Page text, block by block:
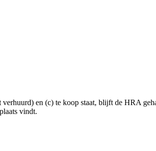
en (c) te koop staat, blijft de HRA
vindt.